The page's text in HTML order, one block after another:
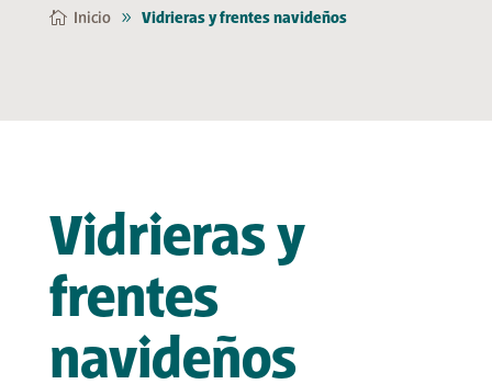
Inicio Vidrieras y frentes navideños
Vidrieras y
frentes
navideños